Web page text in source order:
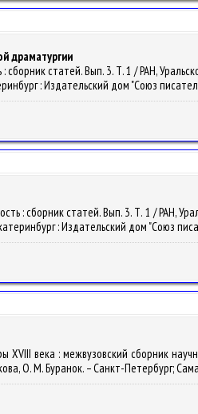
драматургии
статей. Вып. 3. Т. 1 / РАН,
: Издательский дом "Союз
: сборник статей. Вып. 3. Т. 1 / РАН,
: Издательский дом "Союз
XVIII века : межвузовский сборник
О. М. Буранок. – Санкт-Петербург;